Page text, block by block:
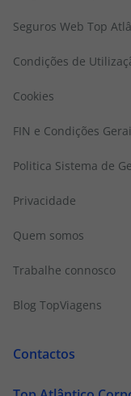
Seguros Web Top
Condições de
Cookies
FIN e Condições
Politica Sistema de
Privacidade
Quem somos
Trabalhe connosco
Blog TopViagens
Contactos